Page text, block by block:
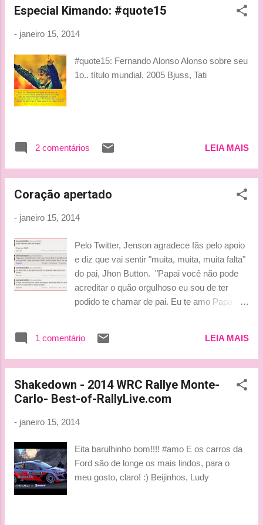
Especial Kimando: #quote15
- janeiro 15, 2014
#quote15: Fernando Alonso Alonso sobre seu
1o.. título mundial, 2005 Bjuss, Tati
2 comentários LEIA MAIS
Coração apertado
- janeiro 15, 2014
Pelo Twitter, Jenson agradece fãs pelo apoio
e diz que vai sentir "muita, muita, muita falta"
do pai, Jhon Button. "Papai você não pode
acreditar o quão orgulhoso eu sou de ter
podido te chamar de pai. Eu te amo Papa
XXXX" Força, JB! Força!!! By Lu
1 comentário LEIA MAIS
Shakedown - 2014 WRC Rallye Monte-
Carlo- Best-of-RallyLive.com
- janeiro 15, 2014
Eita barulhinho bom!!!! #amo E os carros da
Ford são de longe os mais lindos, para o
meu gosto, claro! :) Beijinhos, Ludy